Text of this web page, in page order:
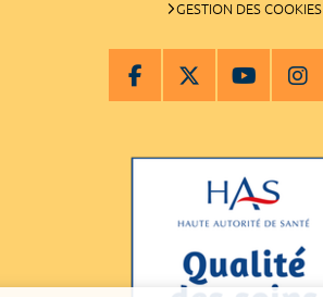
GESTION DES COOKIES